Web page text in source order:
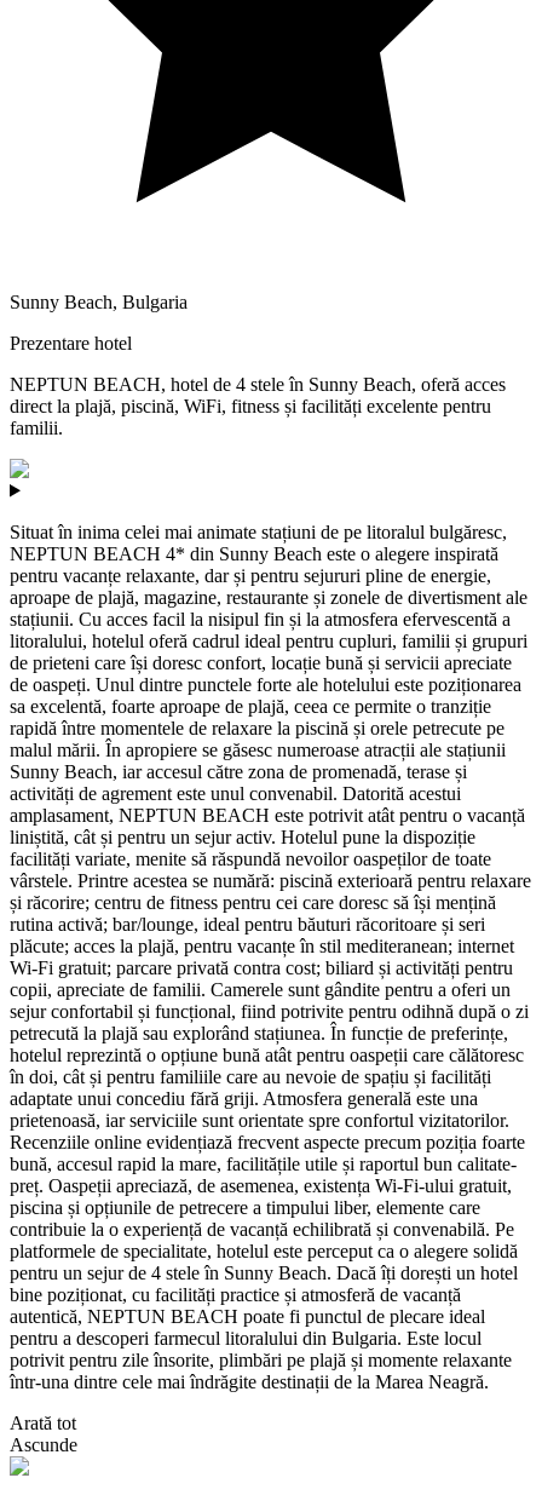
Sunny Beach, Bulgaria
Prezentare hotel
NEPTUN BEACH, hotel de 4 stele în Sunny Beach, oferă acces
direct la plajă, piscină, WiFi, fitness și facilități excelente pentru
familii.
Situat în inima celei mai animate stațiuni de pe litoralul bulgăresc,
NEPTUN BEACH 4* din Sunny Beach este o alegere inspirată
pentru vacanțe relaxante, dar și pentru sejururi pline de energie,
aproape de plajă, magazine, restaurante și zonele de divertisment ale
stațiunii. Cu acces facil la nisipul fin și la atmosfera efervescentă a
litoralului, hotelul oferă cadrul ideal pentru cupluri, familii și grupuri
de prieteni care își doresc confort, locație bună și servicii apreciate
de oaspeți. Unul dintre punctele forte ale hotelului este poziționarea
sa excelentă, foarte aproape de plajă, ceea ce permite o tranziție
rapidă între momentele de relaxare la piscină și orele petrecute pe
malul mării. În apropiere se găsesc numeroase atracții ale stațiunii
Sunny Beach, iar accesul către zona de promenadă, terase și
activități de agrement este unul convenabil. Datorită acestui
amplasament, NEPTUN BEACH este potrivit atât pentru o vacanță
liniștită, cât și pentru un sejur activ. Hotelul pune la dispoziție
facilități variate, menite să răspundă nevoilor oaspeților de toate
vârstele. Printre acestea se numără: piscină exterioară pentru relaxare
și răcorire; centru de fitness pentru cei care doresc să își mențină
rutina activă; bar/lounge, ideal pentru băuturi răcoritoare și seri
plăcute; acces la plajă, pentru vacanțe în stil mediteranean; internet
Wi‑Fi gratuit; parcare privată contra cost; biliard și activități pentru
copii, apreciate de familii. Camerele sunt gândite pentru a oferi un
sejur confortabil și funcțional, fiind potrivite pentru odihnă după o zi
petrecută la plajă sau explorând stațiunea. În funcție de preferințe,
hotelul reprezintă o opțiune bună atât pentru oaspeții care călătoresc
în doi, cât și pentru familiile care au nevoie de spațiu și facilități
adaptate unui concediu fără griji. Atmosfera generală este una
prietenoasă, iar serviciile sunt orientate spre confortul vizitatorilor.
Recenziile online evidențiază frecvent aspecte precum poziția foarte
bună, accesul rapid la mare, facilitățile utile și raportul bun calitate-
preț. Oaspeții apreciază, de asemenea, existența Wi‑Fi-ului gratuit,
piscina și opțiunile de petrecere a timpului liber, elemente care
contribuie la o experiență de vacanță echilibrată și convenabilă. Pe
platformele de specialitate, hotelul este perceput ca o alegere solidă
pentru un sejur de 4 stele în Sunny Beach. Dacă îți dorești un hotel
bine poziționat, cu facilități practice și atmosferă de vacanță
autentică, NEPTUN BEACH poate fi punctul de plecare ideal
pentru a descoperi farmecul litoralului din Bulgaria. Este locul
potrivit pentru zile însorite, plimbări pe plajă și momente relaxante
într-una dintre cele mai îndrăgite destinații de la Marea Neagră.
Arată tot
Ascunde